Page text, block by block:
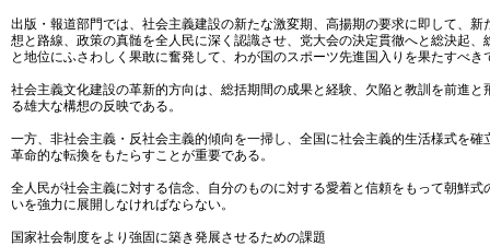
出版・報道部門では、社会主義建設の新たな激変期、高揚期の要求に即して、
想と路線、政策の真髄を全人民に深く認識させ、党大会の決定貫徹へと総決起
と地位にふさわしく果敢に奮発して、わが国のスポーツ先進国入りを果たすべき
社会主義文化建設の革新的方向は、総括期間の成果と経験、欠陥と教訓を前進
る雄大な構想の反映である。
一方、非社会主義・反社会主義的傾向を一掃し、全国に社会主義的生活様式を
革命的な転換をもたらすことが重要である。
全人民が社会主義に対する信念、自分のものに対する愛着と信頼をもって朝鮮
いを強力に展開しなければならない。
国家社会制度をより強固に築き発展させるための課題